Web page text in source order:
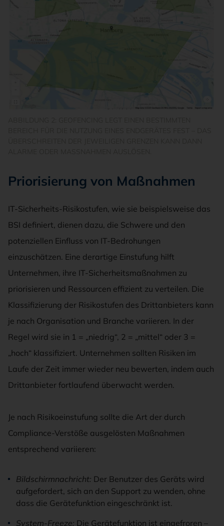
Priorisierung von Maßnahmen
IT-Sicherheits-Risikostufen, wie sie beispielsweise das
BSI definiert, dienen dazu, die Schwere und den
potenziellen Einfluss von IT-Bedrohungen
einzuschätzen. Eine derartige Einstufung hilft
Unternehmen, ihre IT-Sicherheitsmaßnahmen zu
priorisieren und Ressourcen effizient zu verteilen. Die
Klassifizierung der Risikostufen des Drittanbieters kann
je nach Organisation und Branche variieren. In der
Regel wird sie in 1 = „niedrig“, 2 = „mittel“ oder 3 =
„hoch“ klassifiziert. Unternehmen sollten Risiken im
Laufe der Zeit immer wieder neu bewerten, indem auch
Drittanbieter fortlaufend überwacht werden.
Je nach Risikoeinstufung sollte die Art der durch
Compliance-Verstöße ausgelösten Maßnahmen
entsprechend variieren:
Bildschirmnachricht: Der Benutzer des Geräts wird
aufgefordert, sich an den Support zu wenden, ohne
dass die Gerätefunktion eingeschränkt ist.
System-Freeze: Die Gerätefunktion ist eingefroren –